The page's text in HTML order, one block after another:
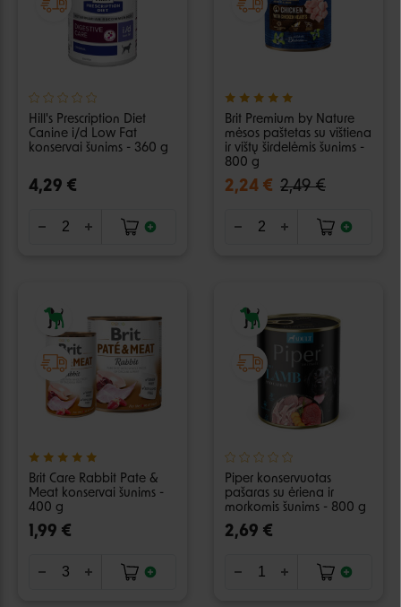
Hill's Prescription Diet
Canine i/d Low Fat
konservai šunims - 360 g
4,29 €
Brit Premium by Nature
mėsos paštetas su vištiena
ir vištų širdelėmis šunims -
800 g
2,24 € 2,49 €
Brit Care Rabbit Pate &
Meat konservai šunims -
400 g
1,99 €
Piper konservuotas
pašaras su ėriena ir
morkomis šunims - 800 g
2,69 €